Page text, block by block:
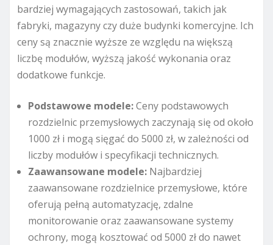
bardziej wymagających zastosowań, takich jak
fabryki, magazyny czy duże budynki komercyjne. Ich
ceny są znacznie wyższe ze względu na większą
liczbę modułów, wyższą jakość wykonania oraz
dodatkowe funkcje.
Podstawowe modele:Ceny podstawowych
rozdzielnic przemysłowych zaczynają się od około
1000 zł i mogą sięgać do 5000 zł, w zależności od
liczby modułów i specyfikacji technicznych.
Zaawansowane modele: Najbardziej
zaawansowane rozdzielnice przemysłowe, które
oferują pełną automatyzację, zdalne
monitorowanie oraz zaawansowane systemy
ochrony, mogą kosztować od 5000 zł do nawet